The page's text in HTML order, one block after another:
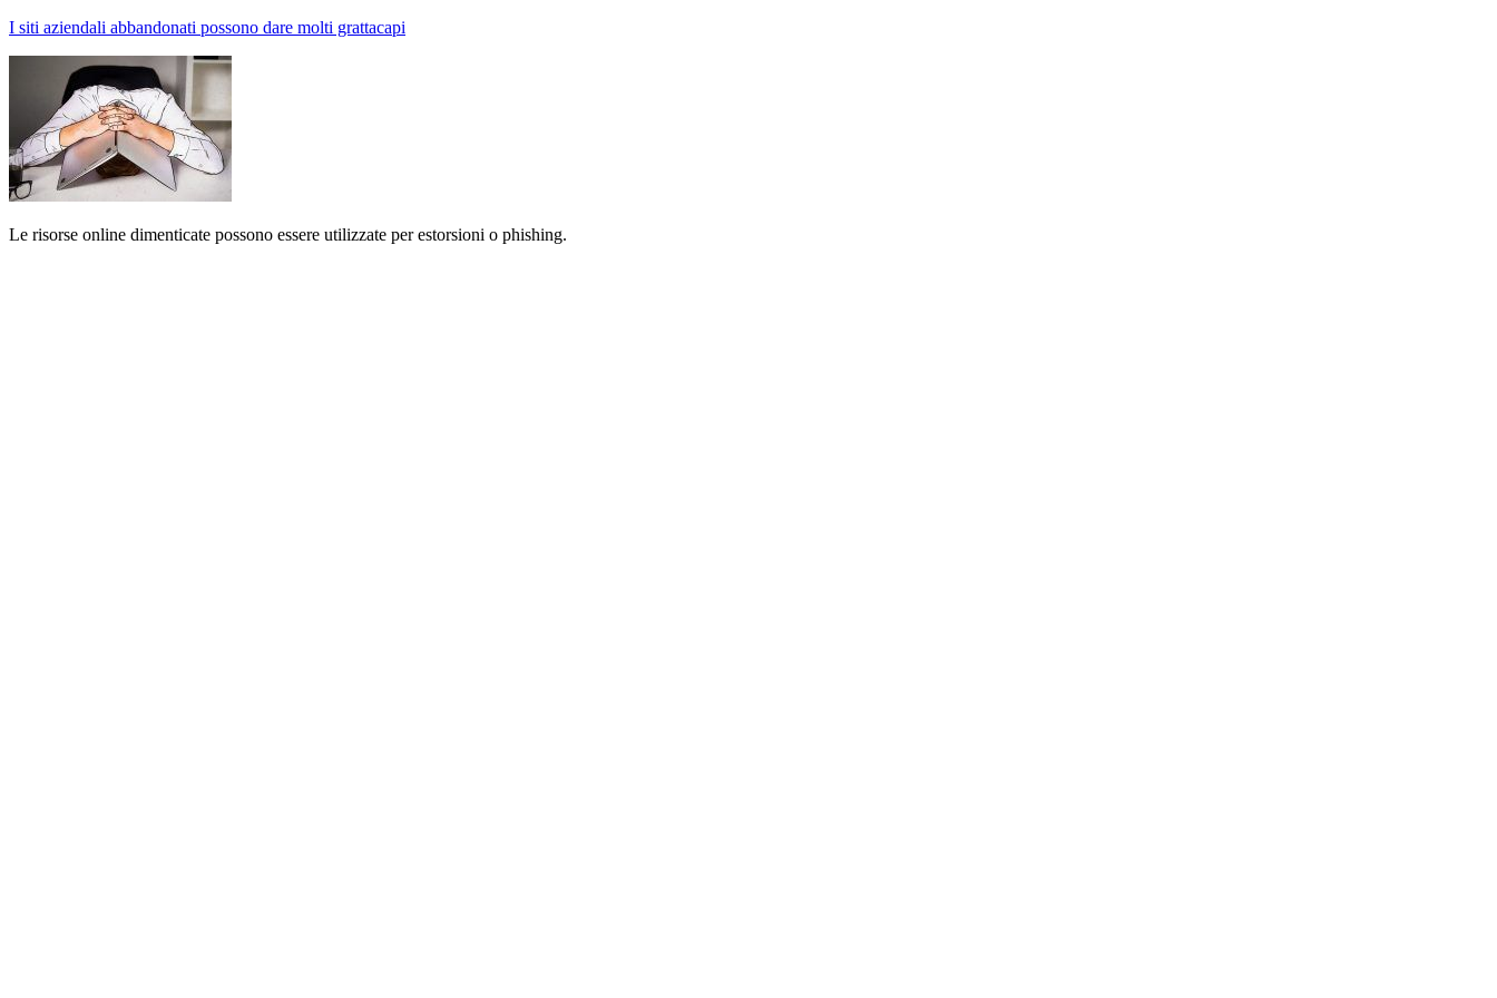
I siti aziendali abbandonati possono dare molti grattacapi
Le risorse online dimenticate possono essere utilizzate per estorsioni o phishing.